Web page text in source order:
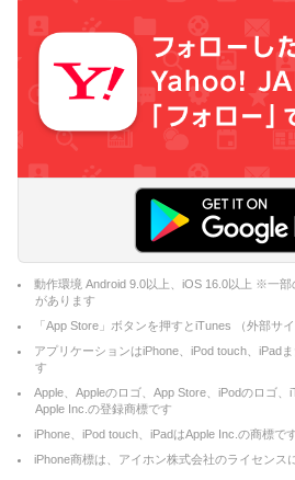
動作環境 Android 9.0以上、iOS 16.0以上 ※一
があります
「App Store」ボタンを押すとiTunes （外部サ
アプリケーションはiPhone、iPod touch、iPad
す
Apple、Appleのロゴ、App Store、iPodのロゴ
Apple Inc.の登録商標です
iPhone、iPod touch、iPadはApple Inc.の商標で
iPhone商標は、アイホン株式会社のライセンス